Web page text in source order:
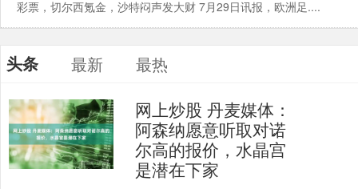
彩票，切尔西氪金，沙特闷声发大财 7月29日讯报，欧洲足....
头条 最新 最热
网上炒股 丹麦媒体：
阿森纳愿意听取对诺
尔高的报价，水晶宫
是潜在下家